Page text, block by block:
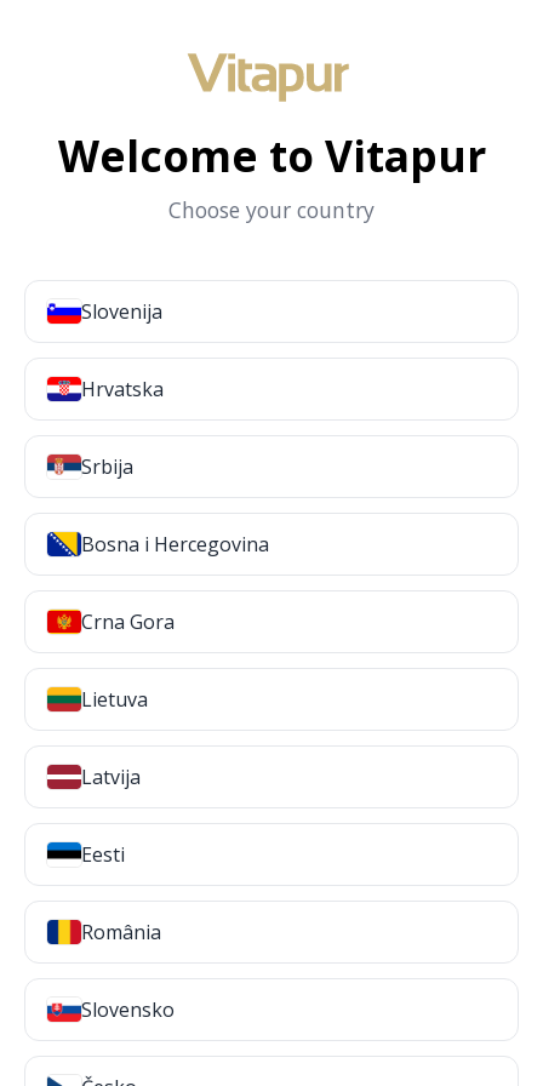
Welcome to Vitapur
Choose your country
Slovenija
Hrvatska
Srbija
Bosna i Hercegovina
Crna Gora
Lietuva
Latvija
Eesti
România
Slovensko